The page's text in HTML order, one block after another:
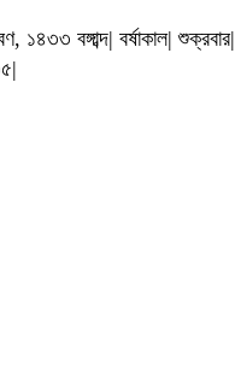
বঙ্গাব্দ| বর্ষাকাল| শুক্রবার|